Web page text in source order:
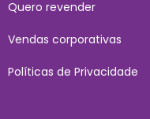
Quero revender
Vendas corporativas
Políticas de Privacidade